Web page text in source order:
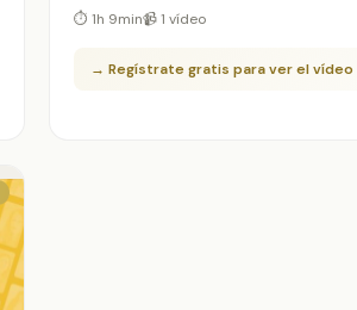
enseña qué son las metáforas, para
podemos definir en torno a ellas y nos
⏱ 1h 9min📹 1 vídeo
→ Regístrate gratis para ver el vídeo